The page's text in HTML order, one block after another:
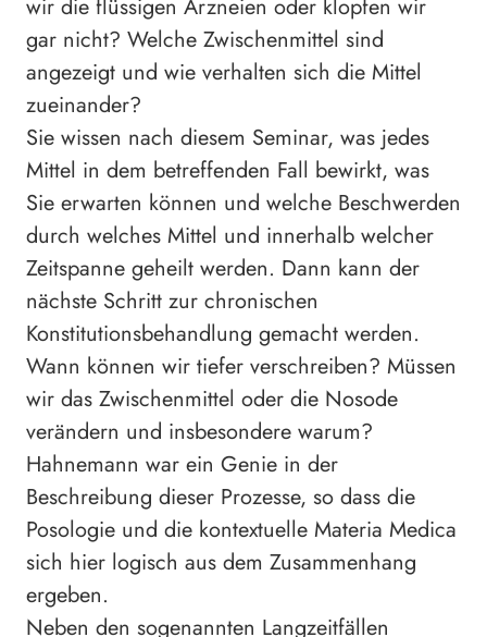
wir die flüssigen Arzneien oder klopfen wir
gar nicht? Welche Zwischenmittel sind
angezeigt und wie verhalten sich die Mittel
zueinander?
Sie wissen nach diesem Seminar, was jedes
Mittel in dem betreffenden Fall bewirkt, was
Sie erwarten können und welche Beschwerden
durch welches Mittel und innerhalb welcher
Zeitspanne geheilt werden. Dann kann der
nächste Schritt zur chronischen
Konstitutionsbehandlung gemacht werden.
Wann können wir tiefer verschreiben? Müssen
wir das Zwischenmittel oder die Nosode
verändern und insbesondere warum?
Hahnemann war ein Genie in der
Beschreibung dieser Prozesse, so dass die
Posologie und die kontextuelle Materia Medica
sich hier logisch aus dem Zusammenhang
ergeben.
Neben den sogenannten Langzeitfällen